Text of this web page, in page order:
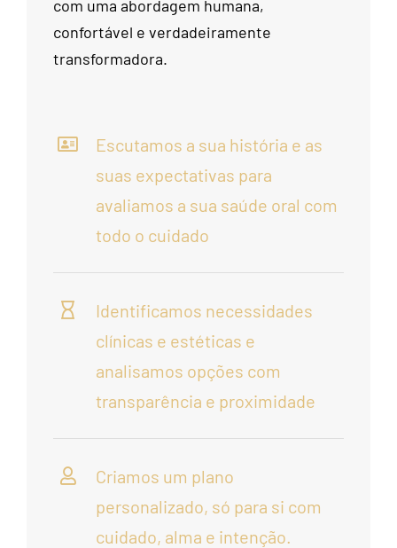
com uma abordagem humana,
confortável e verdadeiramente
transformadora.
Escutamos a sua história e as
suas expectativas para
avaliamos a sua saúde oral com
todo o cuidado
Identificamos necessidades
clínicas e estéticas e
analisamos opções com
transparência e proximidade
Criamos um plano
personalizado, só para si com
cuidado, alma e intenção.